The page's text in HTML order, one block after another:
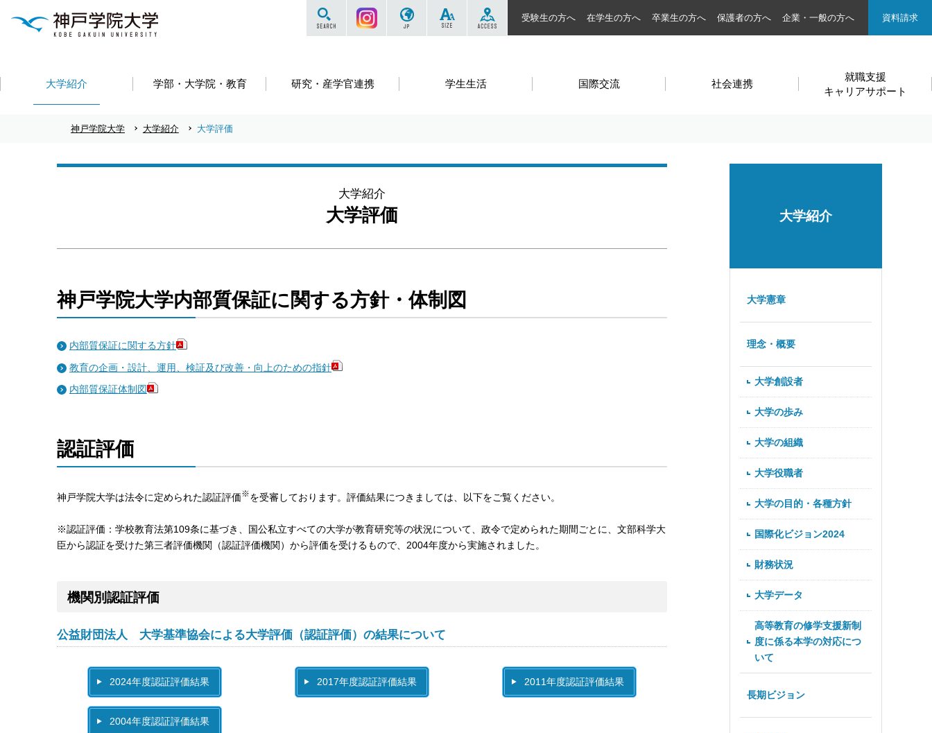
大学紹介 学部・大学院・教育 研究・産学官連携 学生生活 国際交流 社会連携
就職支援
キャリアサポート
サイト内を検索する
Instagram SIZE
受験生の方へ 在学生の方へ 卒業生の方へ 保護者の方へ 企業・一般の方へ 資料請求
神戸学院大学 大学紹介 大学評価
大学紹介
大学評価
神戸学院大学内部質保証に関する方針・体制図
内部質保証に関する方針
教育の企画・設計、運用、検証及び改善・向上のための指針
内部質保証体制図
認証評価
神戸学院大学は法令に定められた認証評価※を受審しております。評価結果につきましては、以下をご覧ください。
※認証評価：学校教育法第109条に基づき、国公私立すべての大学が教育研究等の状況について、政令で定められた期間ごとに、文部科学大
臣から認証を受けた第三者評価機関（認証評価機関）から評価を受けるもので、2004年度から実施されました。
機関別認証評価
公益財団法人 大学基準協会による大学評価（認証評価）の結果について
2024年度認証評価結果 2017年度認証評価結果 2011年度認証評価結果
2004年度認証評価結果
大学紹介
大学憲章
理念・概要
大学創設者
大学の歩み
大学の組織
大学役職者
大学の目的・各種方針
国際化ビジョン2024
財務状況
大学データ
高等教育の修学支援新制
度に係る本学の対応につ
いて
長期ビジョン